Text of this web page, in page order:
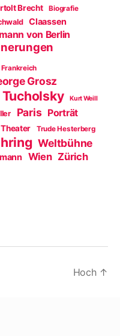
Brecht Biografie
Claassen
von Berlin
Frankreich
Grosz
Kurt Weill
Paris Porträt
Theater Trude Hesterberg
Weltbühne
Wien Zürich
Hoch ↑